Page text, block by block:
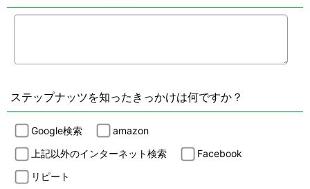
ステップナッツを知ったきっかけは何ですか？
Google検索
amazon
上記以外のインターネット検索
Facebook
リピート